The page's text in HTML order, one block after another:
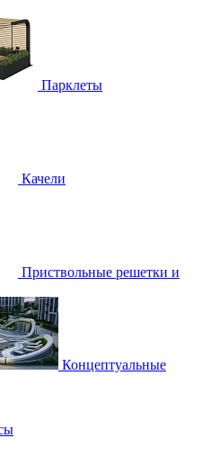
Парклеты
Качели
Приствольные решетки и
Концептуальные